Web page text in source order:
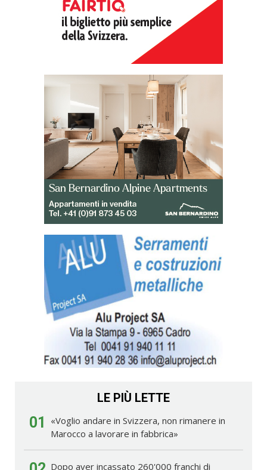
LE PIÙ LETTE
01
«Voglio andare in Svizzera, non rimanere in
Marocco a lavorare in fabbrica»
Dopo aver incassato 260'000 franchi di